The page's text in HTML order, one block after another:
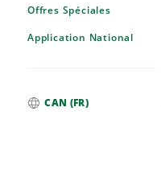
Offres Spéciales
Application National
CAN (FR)